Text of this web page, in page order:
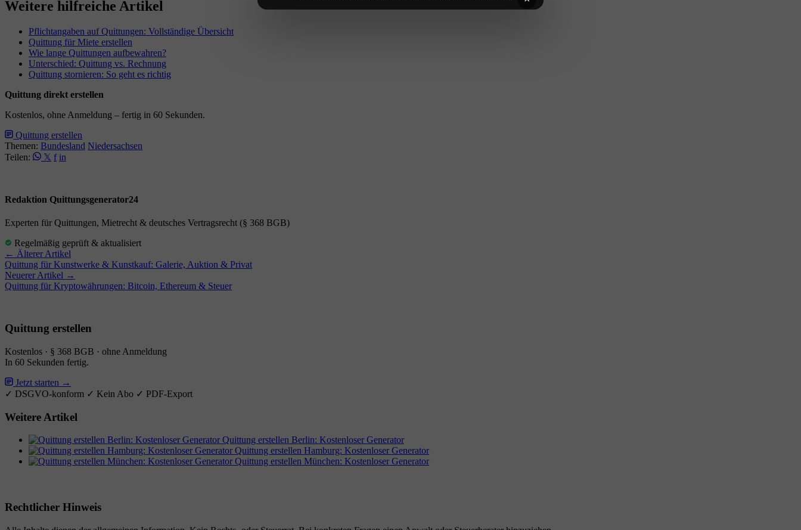
Weitere hilfreiche Artikel
Pflichtangaben auf Quittungen: Vollständige Übersicht
Quittung für Miete erstellen
Wie lange Quittungen aufbewahren?
Unterschied: Quittung vs. Rechnung
Quittung stornieren: So geht es richtig
Quittung direkt erstellen
Kostenlos, ohne Anmeldung – fertig in 60 Sekunden.
Quittung erstellen
Themen: Bundesland Niedersachsen
Teilen:
𝕏 f in
Redaktion Quittungsgenerator24
Experten für Quittungen, Mietrecht & deutsches Vertragsrecht (§ 368 BGB)
Regelmäßig geprüft & aktualisiert
← Älterer Artikel
Quittung für Kunstwerke & Kunstkauf: Galerie, Auktion & Privat
Neuerer Artikel →
Quittung für Kryptowährungen: Bitcoin, Ethereum & Steuer
Quittung erstellen
Kostenlos · § 368 BGB · ohne Anmeldung
In 60 Sekunden fertig.
Jetzt starten →
✓ DSGVO-konform ✓ Kein Abo ✓ PDF-Export
Weitere Artikel
Quittung erstellen Berlin: Kostenloser Generator
Quittung erstellen Hamburg: Kostenloser Generator
Quittung erstellen München: Kostenloser Generator
Rechtlicher Hinweis